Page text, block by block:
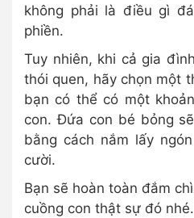
không phải là điều gì
phiền.
Tuy nhiên, khi cả gia
thói quen, hãy chọn một
bạn có thể có một
con. Đứa con bé bỏng
bằng cách nắm lấy
cười.
Bạn sẽ hoàn toàn đắm
cuồng con thật sự đó nhé.